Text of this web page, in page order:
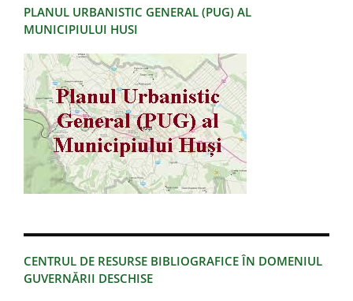
PLANUL URBANISTIC GENERAL (PUG) AL
MUNICIPIULUI HUSI
CENTRUL DE RESURSE BIBLIOGRAFICE ÎN DOMENIUL
GUVERNĂRII DESCHISE